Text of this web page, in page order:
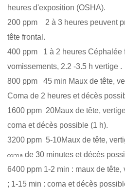
heures d'exposition (OSHA).
200 ppm
2 à 3 heures peuvent
tête frontal.
400 ppm
1 à 2 heures Céphalée
vomissements, 2.2 -3.5 h vertige .
800 ppm
45 min Maux de tête,
Coma de 2 heures et décès
1600 ppm 20Maux de tête,
coma et décès possible (1 h).
3200 ppm 5-10Maux de tête,
coma de 30 minutes et décès
6400 ppm 1-2 min : maux de tête,
; 1-15 min : coma et décès